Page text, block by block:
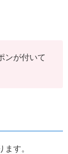
ンが付いて
す。